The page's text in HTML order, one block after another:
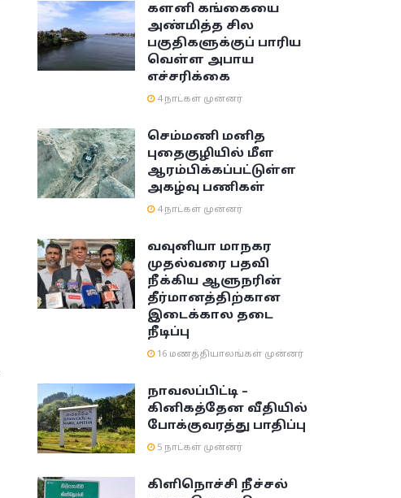
களனி கங்கையை
அண்மித்த சில
பகுதிகளுக்குப் பாரிய
வெள்ள அபாய
எச்சரிக்கை
4 நாட்கள் முன்னர்
செம்மணி மனித
புதைகுழியில் மீள
ஆரம்பிக்கப்பட்டுள்ள
அகழ்வு பணிகள்
4 நாட்கள் முன்னர்
வவுனியா மாநகர
முதல்வரை பதவி
நீக்கிய ஆளுநரின்
தீர்மானத்திற்கான
இடைக்கால தடை
நீடிப்பு
16 மணத்தியாலங்கள் முன்னர்
நாவலப்பிட்டி –
கினிகத்தேன வீதியில்
போக்குவரத்து பாதிப்பு
5 நாட்கள் முன்னர்
கிளிநொச்சி நீச்சல்